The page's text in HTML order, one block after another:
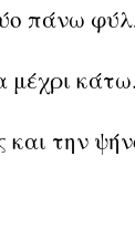
πάνω
μέχρι κάτω.
και την